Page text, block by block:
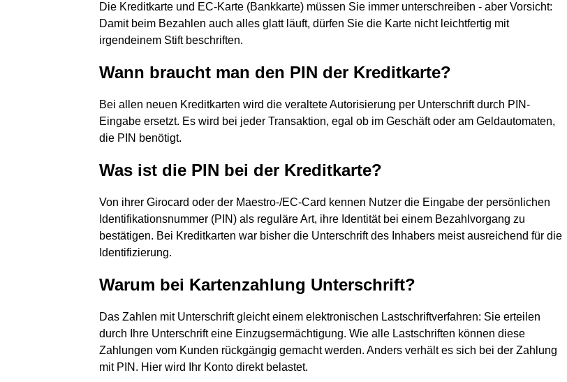
Die Kreditkarte und EC-Karte (Bankkarte) müssen Sie immer unterschreiben - aber Vorsicht:
Damit beim Bezahlen auch alles glatt läuft, dürfen Sie die Karte nicht leichtfertig mit
irgendeinem Stift beschriften.
Wann braucht man den PIN der Kreditkarte?
Bei allen neuen Kreditkarten wird die veraltete Autorisierung per Unterschrift durch PIN-
Eingabe ersetzt. Es wird bei jeder Transaktion, egal ob im Geschäft oder am Geldautomaten,
die PIN benötigt.
Was ist die PIN bei der Kreditkarte?
Von ihrer Girocard oder der Maestro-/EC-Card kennen Nutzer die Eingabe der persönlichen
Identifikationsnummer (PIN) als reguläre Art, ihre Identität bei einem Bezahlvorgang zu
bestätigen. Bei Kreditkarten war bisher die Unterschrift des Inhabers meist ausreichend für die
Identifizierung.
Warum bei Kartenzahlung Unterschrift?
Das Zahlen mit Unterschrift gleicht einem elektronischen Lastschriftverfahren: Sie erteilen
durch Ihre Unterschrift eine Einzugsermächtigung. Wie alle Lastschriften können diese
Zahlungen vom Kunden rückgängig gemacht werden. Anders verhält es sich bei der Zahlung
mit PIN. Hier wird Ihr Konto direkt belastet.